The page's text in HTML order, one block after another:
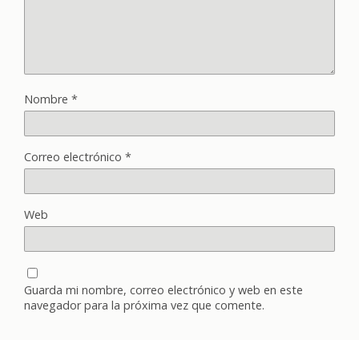
Nombre *
Correo electrónico *
Web
Guarda mi nombre, correo electrónico y web en este
navegador para la próxima vez que comente.